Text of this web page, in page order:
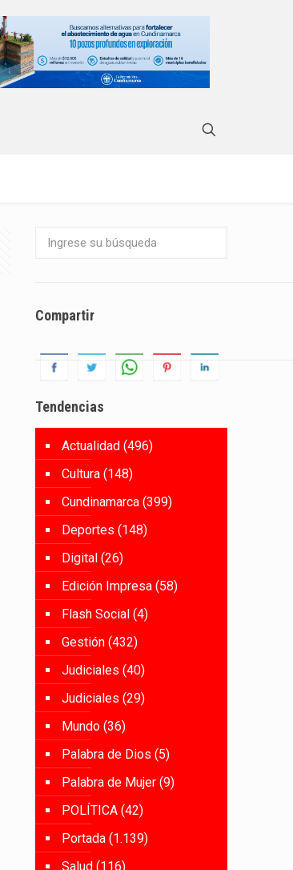
Compartir
Tendencias
Actualidad (496)
Cultura (148)
Cundinamarca (399)
Deportes (148)
Digital (26)
Edición Impresa (58)
Flash Social (4)
Gestión (432)
Judiciales (40)
Judiciales (29)
Mundo (36)
Palabra de Dios (5)
Palabra de Mujer (9)
POLÍTICA (42)
Portada (1.139)
Salud (116)